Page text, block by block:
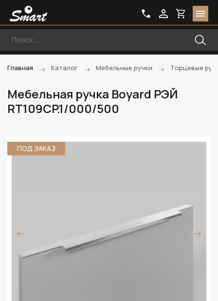
Главная Каталог Мебельные ручки Торцевые
Мебельная ручка Boyard РЭЙ
RT109CP.1/000/500
ПОД ЗАКАЗ